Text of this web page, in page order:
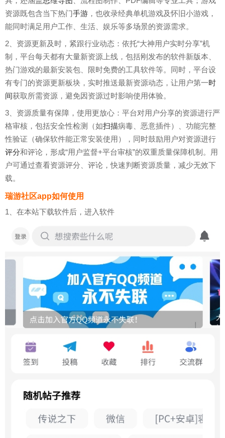
资源既包含当下热门手游 ，也收录经典单机游戏及怀旧小游戏，
能同时满足用户工作、生活、娱乐等多场景的资源需求。
2、资源更新及时，紧跟行业动态：依托“大神用户实时分享”机
制，平台每天都有大量新资源上线，包括刚发布的软件新版本、
热门游戏的最新安装包、限时免费的工具软件等。同时，平台设
有专门的资源更新板块，实时推送最新资源动态，让用户第一时
间获取所需资源，避免因资源过时影响使用体验。
3、资源质量有保障，使用更放心：平台对用户分享的资源进行严
格审核，包括安全性检测（如扫描病毒、恶意插件）、功能完整
性验证（确保软件能正常安装使用），同时鼓励用户对资源进行
评分和评论，形成“用户监督+平台审核”的双重质量保障机制。用
户可通过查看资源评分、评论，快速判断资源质量，减少无效下
载。
瑞游社区app如何使用
1、在本站下载软件后，进入软件